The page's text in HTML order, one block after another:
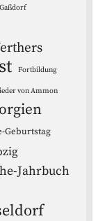
Fortbildung
von Ammon
Geburtstag
Jahrbuch